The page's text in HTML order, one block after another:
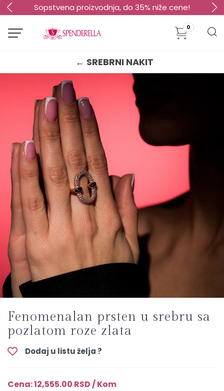
Sopstvena proizvodnja, do 35% niže cene!
0
← SREBRNI NAKIT
Fenomenalan prsten u srebru sa
pozlatom roze zlata
Dodaj u listu želja ?
Cena: 12,555.00 RSD / Kom